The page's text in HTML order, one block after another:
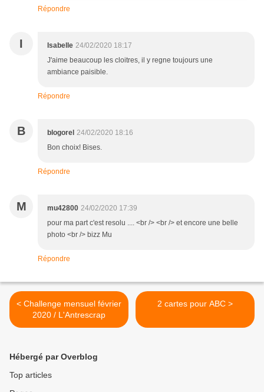
Répondre
I Isabelle 24/02/2020 18:17
J'aime beaucoup les cloitres, il y regne toujours une
ambiance paisible.
Répondre
B blogorel 24/02/2020 18:16
Bon choix! Bises.
Répondre
M mu42800 24/02/2020 17:39
pour ma part c'est resolu .... <br /> <br /> et encore une belle
photo <br /> bizz Mu
Répondre
< Challenge mensuel février
2020 / L'Antrescrap
2 cartes pour ABC >
Hébergé par Overblog
Top articles